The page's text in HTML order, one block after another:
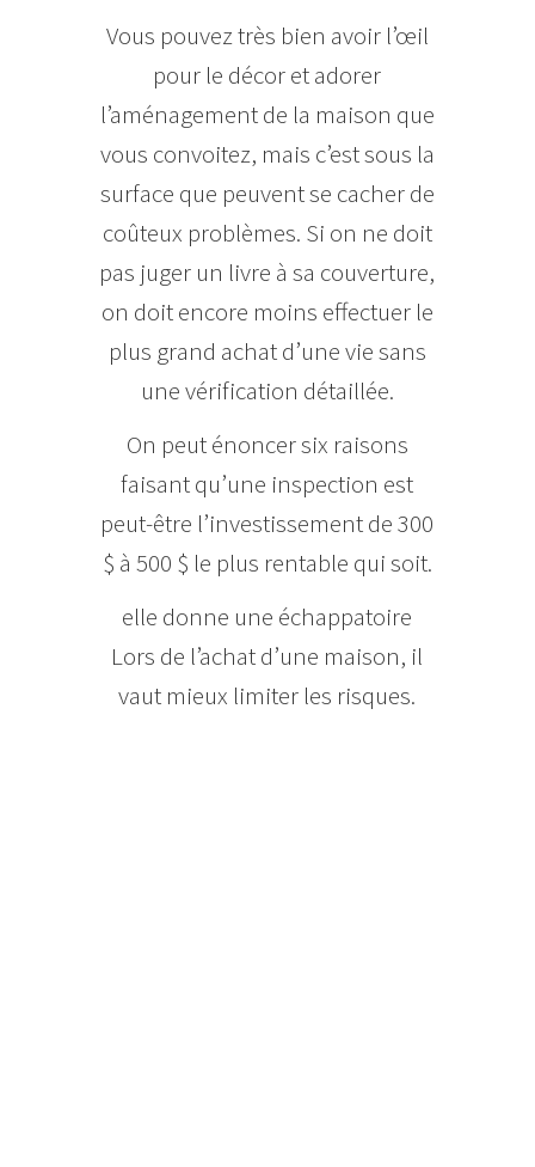
Vous pouvez très bien avoir l’œil
pour le décor et adorer
l’aménagement de la maison que
vous convoitez, mais c’est sous la
surface que peuvent se cacher de
coûteux problèmes. Si on ne doit
pas juger un livre à sa couverture,
on doit encore moins effectuer le
plus grand achat d’une vie sans
une vérification détaillée.
On peut énoncer six raisons
faisant qu’une inspection est
peut-être l’investissement de 300
$ à 500 $ le plus rentable qui soit.
elle donne une échappatoire
Lors de l’achat d’une maison, il
vaut mieux limiter les risques.